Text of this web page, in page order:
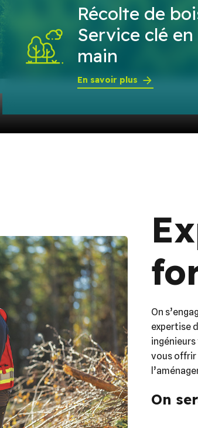
Récolte de
Service clé en
main
En savoir plus
On
expertise
vous offrir
On